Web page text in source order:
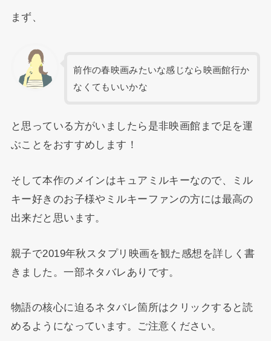
まず、
前作の春映画みたいな感じなら映画館行か
なくてもいいかな
と思っている方がいましたら是非映画館まで足を運
ぶことをおすすめします！
そして本作のメインはキュアミルキーなので、ミル
キー好きのお子様やミルキーファンの方には最高の
出来だと思います。
親子で2019年秋スタプリ映画を観た感想を詳しく書
きました。一部ネタバレありです。
物語の核心に迫るネタバレ箇所はクリックすると読
めるようになっています。ご注意ください。